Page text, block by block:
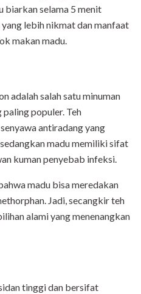
biarkan selama 5 menit
lebih nikmat dan manfaat
makan madu.
adalah salah satu minuman
populer. Teh
antiradang yang
madu memiliki sifat
kuman penyebab infeksi.
madu bisa meredakan
Jadi, secangkir teh
alami yang menenangkan
tinggi dan bersifat